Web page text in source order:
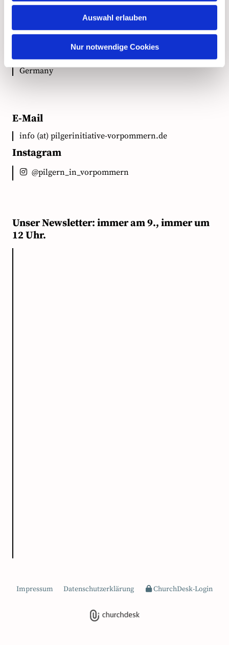
Auswahl erlauben
Nur notwendige Cookies
Ökumenische Pilgerinitiative Vorpommern e.V.
18528 Bergen auf Rügen
Germany
E-Mail
info (at) pilgerinitiative-vorpommern.de
Instagram
@pilgern_in_vorpommern
Unser Newsletter: immer am 9., immer um
12 Uhr.
Impressum Datenschutzerklärung ChurchDesk-Login